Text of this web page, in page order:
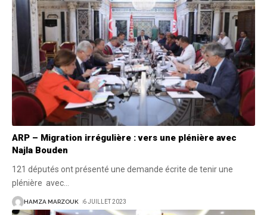
ARP – Migration irrégulière : vers une plénière avec
Najla Bouden
121 députés ont présenté une demande écrite de tenir une
plénière avec
HAMZA MARZOUK 6 JUILLET 2023